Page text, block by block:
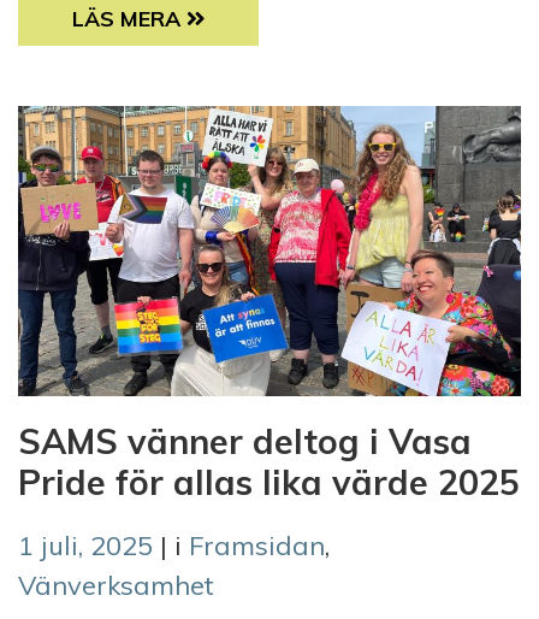
SAMS DELTOG I HELSINGFORS PRIDE 2025
LÄS MERA
SAMS vänner deltog i Vasa
Pride för allas lika värde 2025
1 juli, 2025 | i Framsidan,
Vänverksamhet